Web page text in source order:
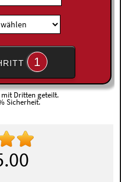
1
mit Dritten geteilt.
Sicherheit.